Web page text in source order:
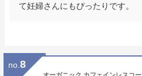
て妊婦さんにもぴったりです。
no. 8